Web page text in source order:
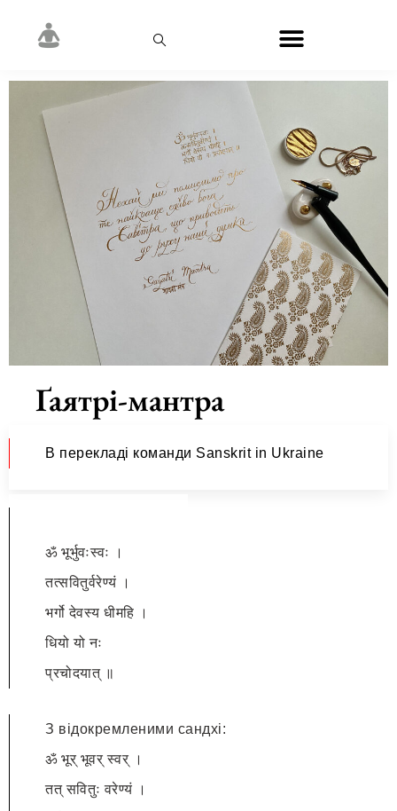
Ґаятрі-мантра
В перекладі команди Sanskrit in Ukraine
ॐ भूर्भुवःस्वः ।
तत्सवितुर्वरेण्यं ।
भर्गो देवस्य धीमहि ।
धियो यो नः
प्रचोदयात् ॥
З відокремленими сандхі:
ॐ भूर् भूवर् स्वर् ।
तत् सवितुः वरेण्यं ।